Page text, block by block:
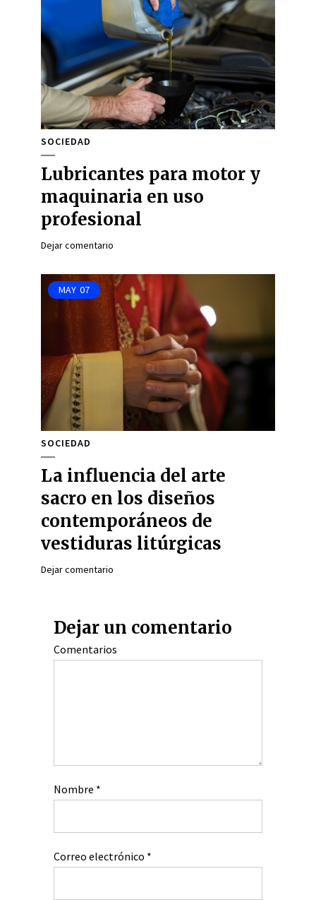
SOCIEDAD
Lubricantes para motor y
maquinaria en uso
profesional
Dejar comentario
MAY 07
SOCIEDAD
La influencia del arte
sacro en los diseños
contemporáneos de
vestiduras litúrgicas
Dejar comentario
Dejar un comentario
Comentarios
Nombre *
Correo electrónico *